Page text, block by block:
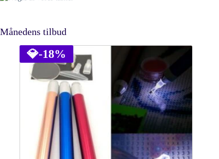
Månedens tilbud
💎-18%